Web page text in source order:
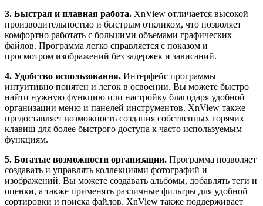
3. Быстрая и плавная работа. XnView отличается высокой
производительностью и быстрым откликом, что позволяет
комфортно работать с большими объемами графических
файлов. Программа легко справляется с показом и
просмотром изображений без задержек и зависаний.
4. Удобство использования. Интерфейс программы
интуитивно понятен и легок в освоении. Вы можете быстро
найти нужную функцию или настройку благодаря удобной
организации меню и панелей инструментов. XnView также
предоставляет возможность создания собственных горячих
клавиш для более быстрого доступа к часто используемым
функциям.
5. Богатые возможности организации. Программа позволяет
создавать и управлять коллекциями фотографий и
изображений. Вы можете создавать альбомы, добавлять теги и
оценки, а также применять различные фильтры для удобной
сортировки и поиска файлов. XnView также поддерживает